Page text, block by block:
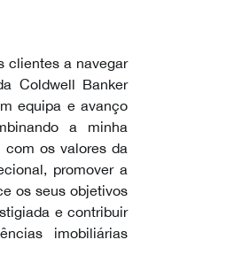
clientes a navegar
Coldwell Banker
equipa e avanço
a minha
com os valores da
promover a
os seus objetivos
e contribuir
imobiliárias